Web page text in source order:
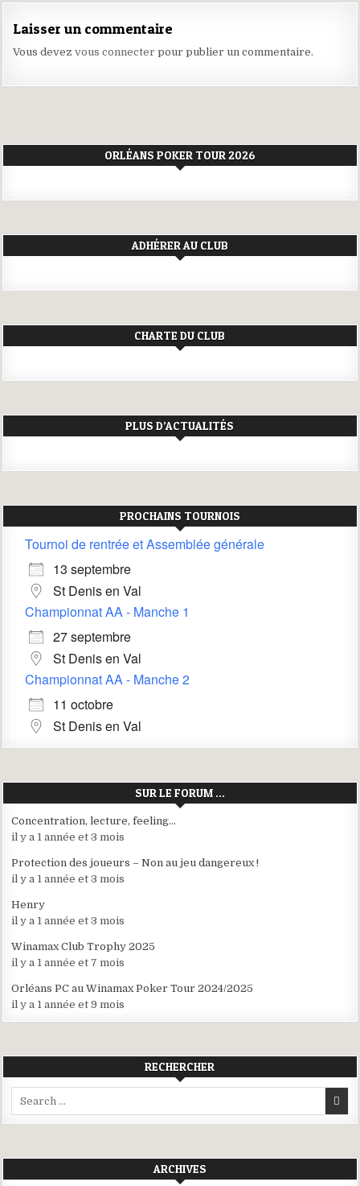
Laisser un commentaire
Vous devezvous connecter pour publier un commentaire.
ORLÉANS POKER TOUR 2026
ADHÉRER AU CLUB
CHARTE DU CLUB
PLUS D’ACTUALITÉS
PROCHAINS TOURNOIS
Tournoi de rentrée et Assemblée générale
13 septembre
St Denis en Val
Championnat AA - Manche 1
27 septembre
St Denis en Val
Championnat AA - Manche 2
11 octobre
St Denis en Val
SUR LE FORUM …
Concentration, lecture, feeling…
il y a 1 année et 3 mois
Protection des joueurs – Non au jeu dangereux !
il y a 1 année et 3 mois
Henry
il y a 1 année et 3 mois
Winamax Club Trophy 2025
il y a 1 année et 7 mois
Orléans PC au Winamax Poker Tour 2024/2025
il y a 1 année et 9 mois
RECHERCHER
ARCHIVES